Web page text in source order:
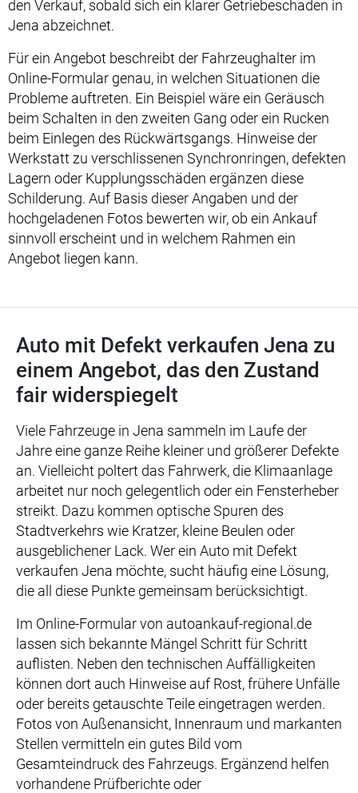
den Verkauf, sobald sich ein klarer Getriebeschaden in
Jena abzeichnet.
Für ein Angebot beschreibt der Fahrzeughalter im
Online-Formular genau, in welchen Situationen die
Probleme auftreten. Ein Beispiel wäre ein Geräusch
beim Schalten in den zweiten Gang oder ein Rucken
beim Einlegen des Rückwärtsgangs. Hinweise der
Werkstatt zu verschlissenen Synchronringen, defekten
Lagern oder Kupplungsschäden ergänzen diese
Schilderung. Auf Basis dieser Angaben und der
hochgeladenen Fotos bewerten wir, ob ein Ankauf
sinnvoll erscheint und in welchem Rahmen ein
Angebot liegen kann.
Auto mit Defekt verkaufen Jena zu
einem Angebot, das den Zustand
fair widerspiegelt
Viele Fahrzeuge in Jena sammeln im Laufe der
Jahre eine ganze Reihe kleiner und größerer Defekte
an. Vielleicht poltert das Fahrwerk, die Klimaanlage
arbeitet nur noch gelegentlich oder ein Fensterheber
streikt. Dazu kommen optische Spuren des
Stadtverkehrs wie Kratzer, kleine Beulen oder
ausgeblichener Lack. Wer ein Auto mit Defekt
verkaufen Jena möchte, sucht häufig eine Lösung,
die all diese Punkte gemeinsam berücksichtigt.
Im Online-Formular von autoankauf-regional.de
lassen sich bekannte Mängel Schritt für Schritt
auflisten. Neben den technischen Auffälligkeiten
können dort auch Hinweise auf Rost, frühere Unfälle
oder bereits getauschte Teile eingetragen werden.
Fotos von Außenansicht, Innenraum und markanten
Stellen vermitteln ein gutes Bild vom
Gesamteindruck des Fahrzeugs. Ergänzend helfen
vorhandene Prüfberichte oder